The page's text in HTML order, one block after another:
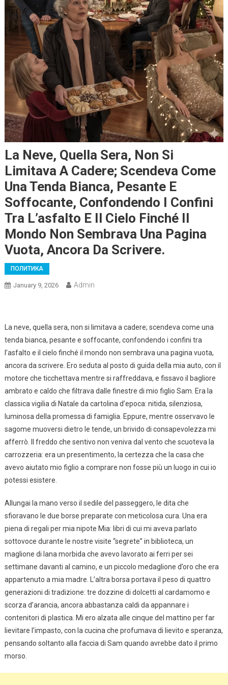
La Neve, Quella Sera, Non Si
Limitava A Cadere; Scendeva Come
Una Tenda Bianca, Pesante E
Soffocante, Confondendo I Confini
Tra L’asfalto E Il Cielo Finché Il
Mondo Non Sembrava Una Pagina
Vuota, Ancora Da Scrivere.
ПОЛИТИКА
January 9, 2026 Admin
La neve, quella sera, non si limitava a cadere; scendeva come una
tenda bianca, pesante e soffocante, confondendo i confini tra
l’asfalto e il cielo finché il mondo non sembrava una pagina vuota,
ancora da scrivere. Ero seduta al posto di guida della mia auto, con il
motore che ticchettava mentre si raffreddava, e fissavo il bagliore
ambrato e caldo che filtrava dalle finestre di mio figlio Sam. Era la
classica vigilia di Natale da cartolina d’epoca: nitida, silenziosa,
luminosa della promessa di famiglia. Eppure, mentre osservavo le
sagome muoversi dietro le tende, un brivido di consapevolezza mi
afferrò. Il freddo che sentivo non veniva dal vento che scuoteva la
carrozzeria: era un presentimento, la certezza che la casa che
avevo aiutato mio figlio a comprare non fosse più un luogo in cui io
potessi esistere.
Allungai la mano verso il sedile del passeggero, le dita che
sfioravano le due borse preparate con meticolosa cura. Una era
piena di regali per mia nipote Mia: libri di cui mi aveva parlato
sottovoce durante le nostre visite “segrete” in biblioteca, un
maglione di lana morbida che avevo lavorato ai ferri per sei
settimane davanti al camino, e un piccolo medaglione d’oro che era
appartenuto a mia madre. L’altra borsa portava il peso di quattro
generazioni di tradizione: tre dozzine di dolcetti al cardamomo e
scorza d’arancia, ancora abbastanza caldi da appannare i
contenitori di plastica. Mi ero alzata alle cinque del mattino per far
lievitare l’impasto, con la cucina che profumava di lievito e speranza,
pensando soltanto alla faccia di Sam quando avrebbe dato il primo
morso.